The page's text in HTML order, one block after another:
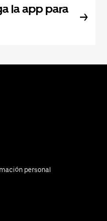
la app para
personal